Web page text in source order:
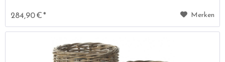
284,90 € * Merken